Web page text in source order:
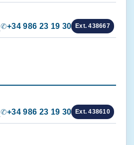
✆+34 986 23 19 30 Ext. 438667
✆+34 986 23 19 30 Ext. 438610